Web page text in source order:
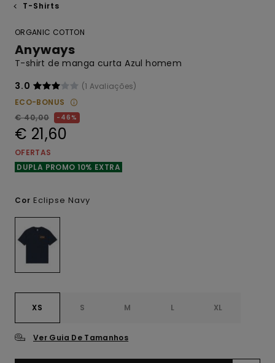
T-Shirts
ORGANIC COTTON
Anyways
T-shirt de manga curta Azul homem
3.0
(1 Avaliações)
ECO-BONUS
€ 40,00
46%
€ 21,60
OFERTAS
DUPLA PROMO 10% EXTRA
Cor Eclipse Navy
XS S M L XL
Ver Guia De Tamanhos